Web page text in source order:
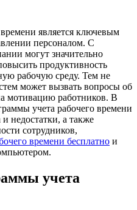
является ключевым
персоналом. С
могут значительно
продуктивность
рабочую среду. Тем не
может вызвать вопросы об
мотивацию работников. В
учета рабочего времени
недостатки, а также
сотрудников,
времени бесплатно и
учета